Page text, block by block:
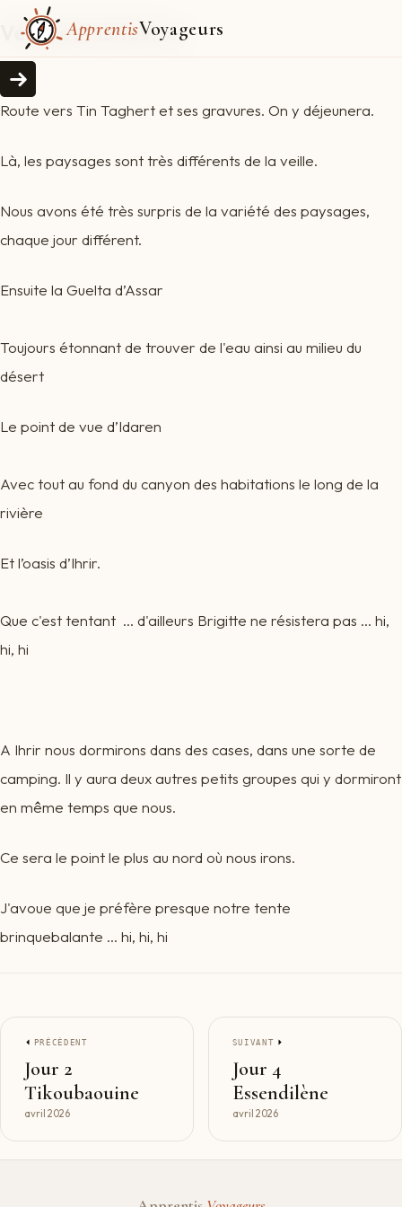
ApprentisVoyageurs
Vendredi 15 février
Route vers Tin Taghert et ses gravures. On y déjeunera.
Là, les paysages sont très différents de la veille.
Nous avons été très surpris de la variété des paysages,
chaque jour différent.
Ensuite la Guelta d’Assar
Toujours étonnant de trouver de l'eau ainsi au milieu du
désert
Le point de vue d’Idaren
Avec tout au fond du canyon des habitations le long de la
rivière
Et l’oasis d’Ihrir.
Que c'est tentant ... d'ailleurs Brigitte ne résistera pas ... hi,
hi, hi
A Ihrir nous dormirons dans des cases, dans une sorte de
camping. Il y aura deux autres petits groupes qui y dormiront
en même temps que nous.
Ce sera le point le plus au nord où nous irons.
J'avoue que je préfère presque notre tente
brinquebalante ... hi, hi, hi
PRÉCÉDENT
Jour 2
Tikoubaouine
avril 2026
SUIVANT
Jour 4
Essendilène
avril 2026